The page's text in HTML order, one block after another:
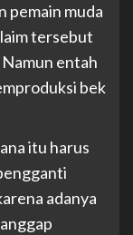
pemain muda
tersebut
entah
bek
itu harus
adanya